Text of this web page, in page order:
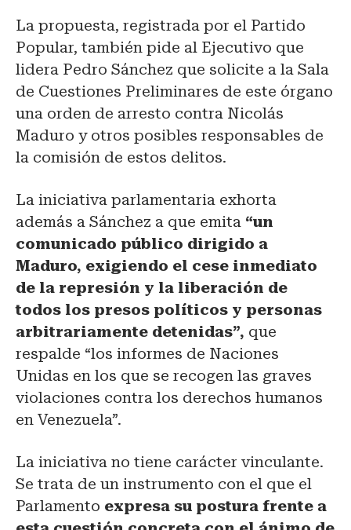
La propuesta, registrada por el Partido
Popular, también pide al Ejecutivo que
lidera Pedro Sánchez que solicite a la Sala
de Cuestiones Preliminares de este órgano
una orden de arresto contra Nicolás
Maduro y otros posibles responsables de
la comisión de estos delitos.
La iniciativa parlamentaria exhorta
además a Sánchez a que emita “un
comunicado público dirigido a
Maduro, exigiendo el cese inmediato
de la represión y la liberación de
todos los presos políticos y personas
arbitrariamente detenidas”, que
respalde “los informes de Naciones
Unidas en los que se recogen las graves
violaciones contra los derechos humanos
en Venezuela”.
La iniciativa no tiene carácter vinculante.
Se trata de un instrumento con el que el
Parlamento expresa su postura frente a